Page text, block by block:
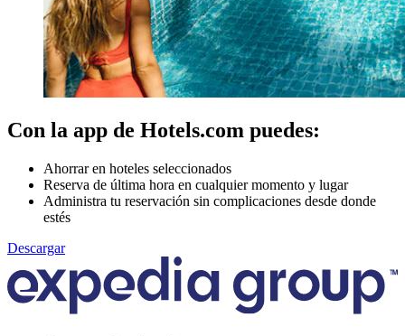
Con la app de Hotels.com puedes:
Ahorrar en hoteles seleccionados
Reserva de última hora en cualquier momento y lugar
Administra tu reservación sin complicaciones desde donde
estés
Descargar